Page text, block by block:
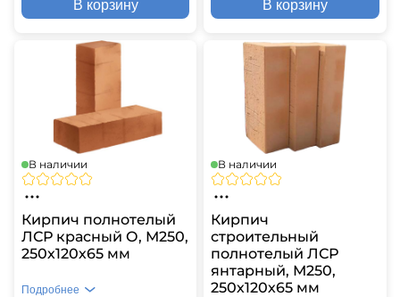
В корзину В корзину
В наличии
Кирпич полнотелый
ЛСР красный О, М250,
250х120х65 мм
Подробнее
В наличии
Кирпич
строительный
полнотелый ЛСР
янтарный, М250,
250х120х65 мм